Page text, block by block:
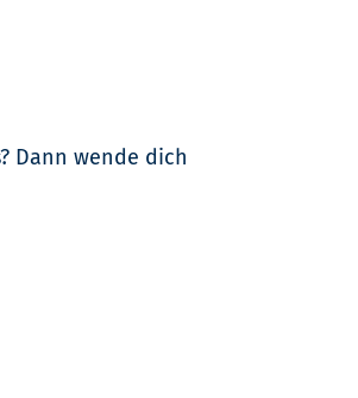
Dann wende dich